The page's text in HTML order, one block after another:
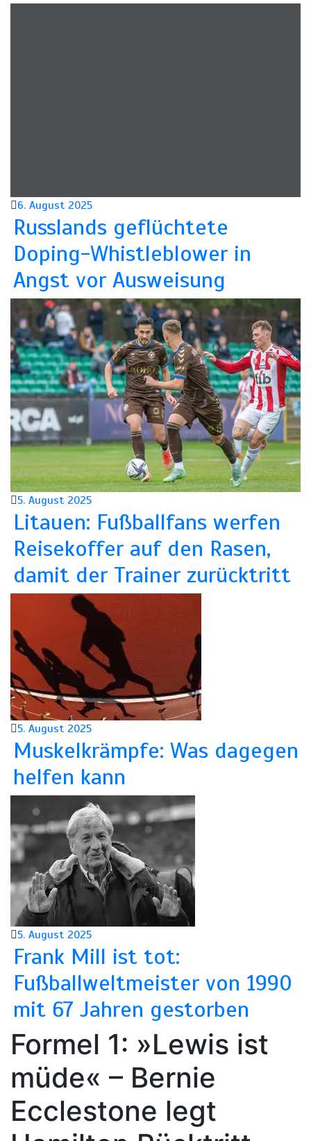
6. August 2025
Russlands geflüchtete
Doping-Whistleblower in
Angst vor Ausweisung
5. August 2025
Litauen: Fußballfans werfen
Reisekoffer auf den Rasen,
damit der Trainer zurücktritt
5. August 2025
Muskelkrämpfe: Was dagegen
helfen kann
5. August 2025
Frank Mill ist tot:
Fußballweltmeister von 1990
mit 67 Jahren gestorben
Formel 1: »Lewis ist
müde« – Bernie
Ecclestone legt